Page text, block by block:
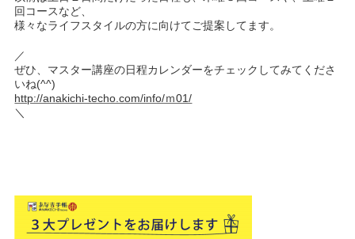
回コースなど、
様々なライフスタイルの方に向けてご提案してます。
／
ぜひ、マスター講座の日程カレンダーをチェックしてみてくださ
いね(^^)
http://anakichi-techo.com/info/ｍ01/
＼